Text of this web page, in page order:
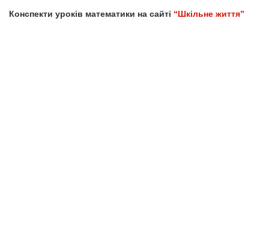
Конспекти уроків математики на сайті “Шкільне життя”